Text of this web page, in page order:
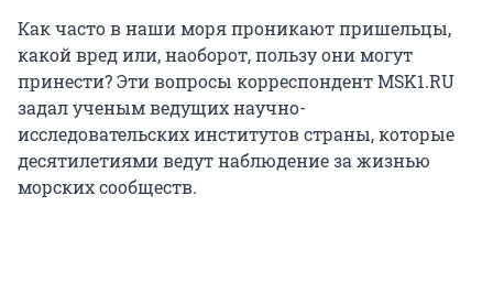
Как часто в наши моря проникают пришельцы,
какой вред или, наоборот, пользу они могут
принести? Эти вопросы корреспондент MSK1.RU
задал ученым ведущих научно-
исследовательских институтов страны, которые
десятилетиями ведут наблюдение за жизнью
морских сообществ.